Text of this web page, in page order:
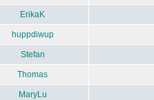
ErikaK
huppdiwup
Stefan
Thomas
MaryLu